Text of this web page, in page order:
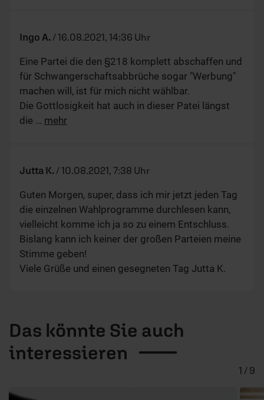
Ingo A. / 16.08.2021, 14:36 Uhr
Eine Partei die den §218 komplett abschaffen und
für Schwangerschaftsabbrüche sogar "Werbung"
machen will, ist für mich nicht wählbar.
Die Gottlosigkeit hat auch in dieser Patei längst
die … mehr
Jutta K. / 10.08.2021, 7:38 Uhr
Guten Morgen, super, dass ich mir jetzt jeden Tag
die einzelnen Wahlprogramme durchlesen kann,
vielleicht komme ich ja so zu einem Entschluss.
Bislang kann ich keiner der großen Parteien meine
Stimme geben!
Viele Grüße und einen gesegneten Tag Jutta K.
Das könnte Sie auch
interessieren
1 / 9